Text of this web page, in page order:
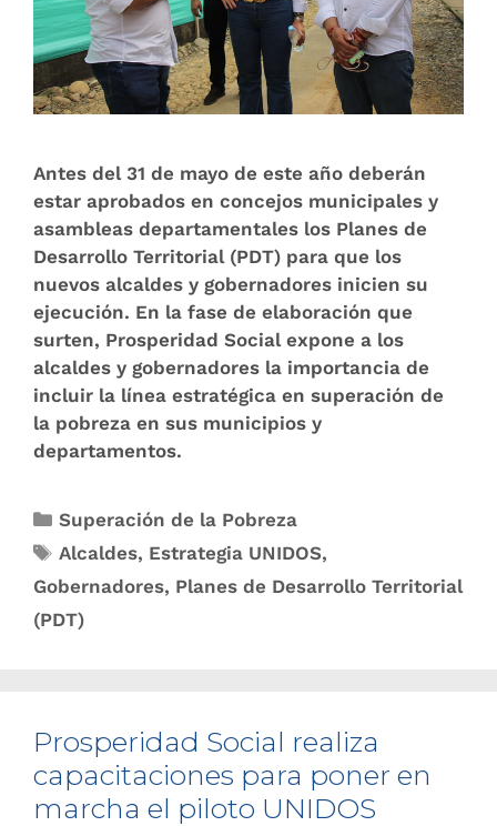
Antes del 31 de mayo de este año deberán
estar aprobados en concejos municipales y
asambleas departamentales los Planes de
Desarrollo Territorial (PDT) para que los
nuevos alcaldes y gobernadores inicien su
ejecución. En la fase de elaboración que
surten, Prosperidad Social expone a los
alcaldes y gobernadores la importancia de
incluir la línea estratégica en superación de
la pobreza en sus municipios y
departamentos.
Superación de la Pobreza
Alcaldes, Estrategia UNIDOS,
Gobernadores, Planes de Desarrollo Territorial
(PDT)
Prosperidad Social realiz​​a
capacitaciones para poner en
marcha el piloto UNIDOS